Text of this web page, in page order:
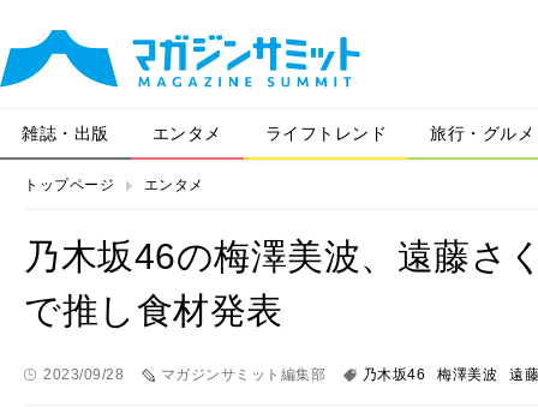
雑誌・出版 エンタメ ライフトレンド 旅行・グルメ
トップページ エンタメ
乃木坂46の梅澤美波、遠藤さ
で推し食材発表
2023/09/28 マガジンサミット編集部 乃木坂46 梅澤美波 遠